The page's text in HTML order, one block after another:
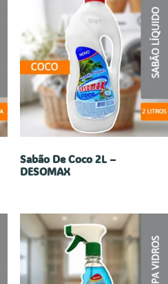
Sabão De Coco 2L –
DESOMAX